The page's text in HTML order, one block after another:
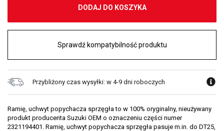
DODAJ DO KOSZYKA
Sprawdź kompatybilność produktu
Przybliżony czas wysyłki: w 4-9 dni roboczych
Ramię, uchwyt popychacza sprzęgła to w 100% oryginalny, nieużywany
produkt producenta Suzuki OEM o oznaczeniu części numer
2321194401. Ramię, uchwyt popychacza sprzęgła pasuje m.in. do DT25,